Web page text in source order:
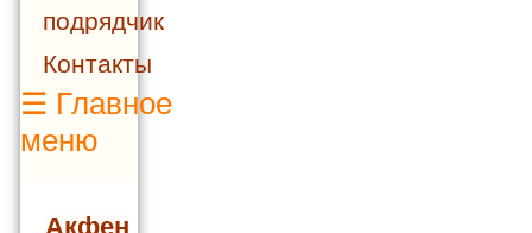
подрядчик
Контакты
☰ Главное
меню
Акфен